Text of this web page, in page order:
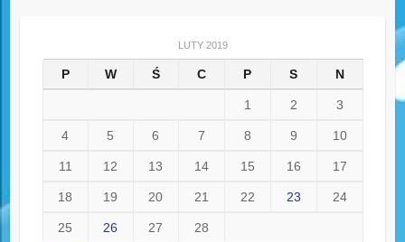
LUTY 2019
P W Ś C P S N
1 2 3
4 5 6 7 8 9 10
11 12 13 14 15 16 17
18 19 20 21 22 23 24
25 26 27
28